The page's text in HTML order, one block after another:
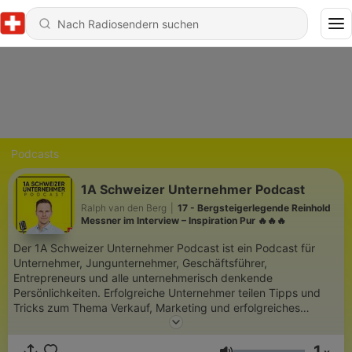
Podcasts
1A Schweizer Unternehmer Podcast
Ralph van den Berg
17 - Bergsteigerlegende Reinhold
Messner im Interview – Inspiration Pur 🔥🔥🔥
Der 1A Schweizer Unternehmer Podcast ist ein Podcast für
Unternehmer, Jungunternehmer, Geschäftsführer,
Entrepreneurs und alle unternehmerisch denkende
Persönlichkeiten. Erfolgreiche Unternehmer teilen Tipps und
Tricks zum Thema Verkauf, Marketing und erfolgreiches
Unternehmertum in der Schweiz. Begleite Ralph van den Berg